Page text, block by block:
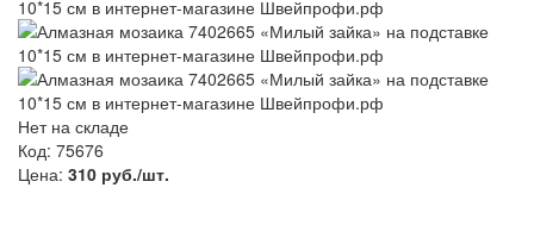
Нет на складе
Код: 75676
Цена: 310 руб./шт.